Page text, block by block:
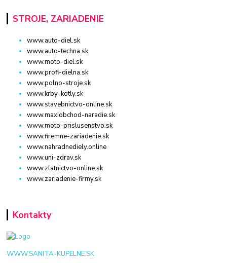
STROJE, ZARIADENIE
www.auto-diel.sk
www.auto-techna.sk
www.moto-diel.sk
www.profi-dielna.sk
www.polno-stroje.sk
www.krby-kotly.sk
www.stavebnictvo-online.sk
www.maxiobchod-naradie.sk
www.moto-prislusenstvo.sk
www.firemne-zariadenie.sk
www.nahradnediely.online
www.uni-zdrav.sk
www.zlatnictvo-online.sk
www.zariadenie-firmy.sk
Kontakty
WWW.SANITA-KUPELNE.SK